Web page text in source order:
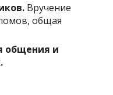
Вручение
общая
общения и